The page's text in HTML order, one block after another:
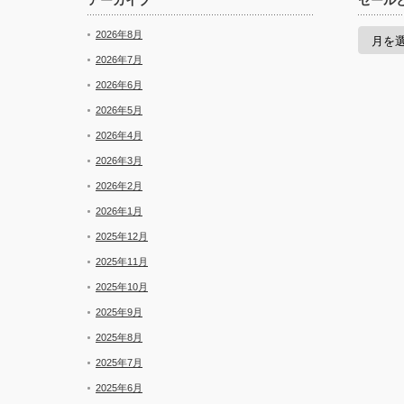
2026年8月
2026年7月
2026年6月
2026年5月
2026年4月
2026年3月
2026年2月
2026年1月
2025年12月
2025年11月
2025年10月
2025年9月
2025年8月
2025年7月
2025年6月
セ